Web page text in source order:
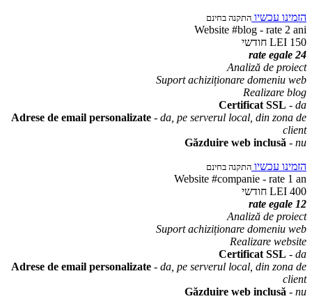
הזמינו עכשיו התקנה בחינם
Website #blog - rate 2 ani
150 LEI
חודשי
24 rate egale
Analiză de proiect
Suport achiziționare domeniu web
Realizare blog
Certificat SSL - da
Adrese de email personalizate - da, pe serverul local, din zona de
client
Găzduire web inclusă - nu
הזמינו עכשיו התקנה בחינם
Website #companie - rate 1 an
400 LEI
חודשי
12 rate egale
Analiză de proiect
Suport achiziționare domeniu web
Realizare website
Certificat SSL - da
Adrese de email personalizate - da, pe serverul local, din zona de
client
Găzduire web inclusă - nu